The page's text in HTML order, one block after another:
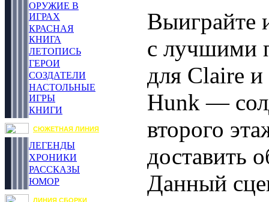
ОРУЖИЕ В
ИГРАХ
КРАСНАЯ
КНИГА
ЛЕТОПИСЬ
ГЕРОИ
СОЗДАТЕЛИ
НАСТОЛЬНЫЕ
ИГРЫ
КНИГИ
СЮЖЕТНАЯ ЛИНИЯ
ЛЕГЕНДЫ
ХРОНИКИ
РАССКАЗЫ
ЮМОР
ЛИНИЯ СБОРКИ
Выиграйте
с лучшими
для Claire
Hunk —
второго
доставить
Данный